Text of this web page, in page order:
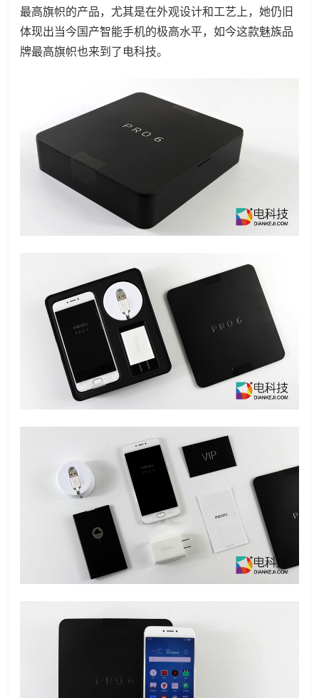
最高旗帜的产品，尤其是在外观设计和工艺上，她仍旧
体现出当今国产智能手机的极高水平，如今这款魅族品
牌最高旗帜也来到了电科技。